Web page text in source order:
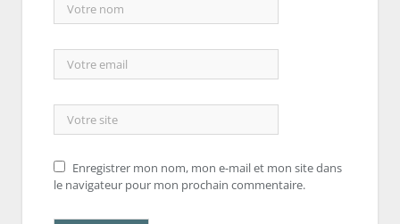
Enregistrer mon nom, mon e-mail et mon site dans
le navigateur pour mon prochain commentaire.